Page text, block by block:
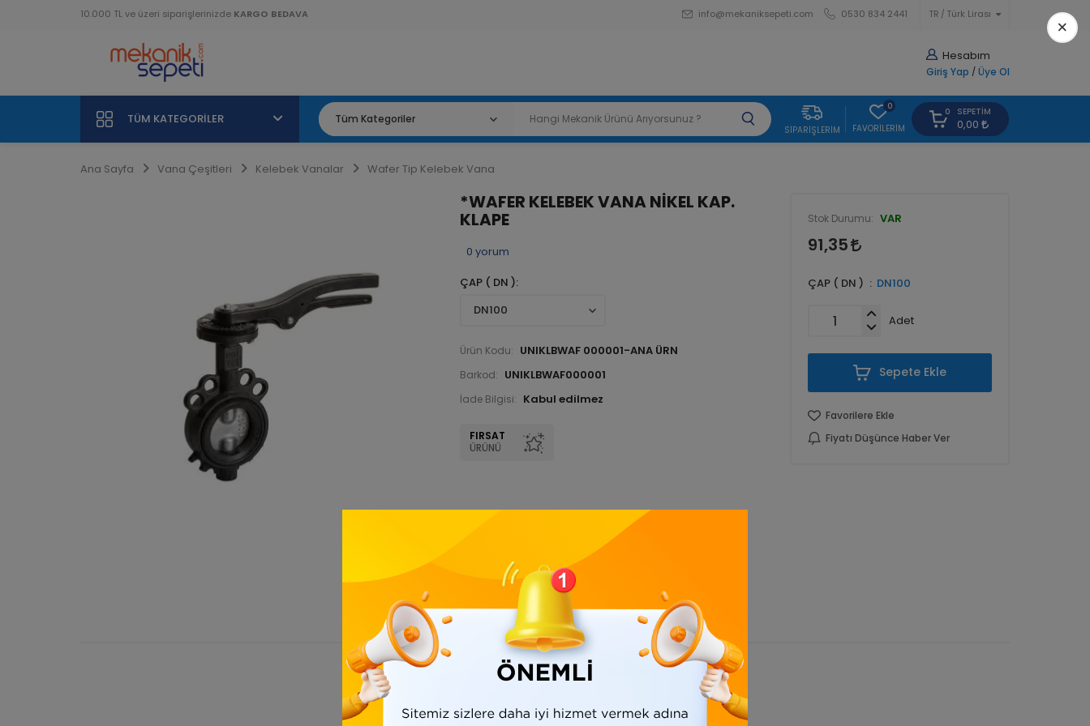
10.000 TL ve üzeri siparişlerinizde KARGO BEDAVA TR Türk Lirası
info@mekaniksepeti.com 0530 834 2441
Hesabım
Giriş Yap / Üye Ol
TÜM KATEGORILER
SIPARIŞLERIM
0
FAVORILERIM
0 SEPETIM
0,00
Ana Sayfa Vana Çeşitleri Kelebek Vanalar Wafer Tip Kelebek Vana
*WAFER KELEBEK VANA NİKEL KAP.
KLAPE
0 yorum
ÇAP ( DN )
Ürün Kodu: UNIKLBWAF 000001-ANA ÜRN
Barkod: UNIKLBWAF000001
İade Bilgisi:
FIRSAT
ÜRÜNÜ
Stok Durumu: VAR
91,35
ÇAP ( DN ) DN100
Adet
Sepete Ekle
Favorilere Ekle
Fiyatı Düşünce Haber Ver
Ürün Bilgisi Yorumlar (0)
×